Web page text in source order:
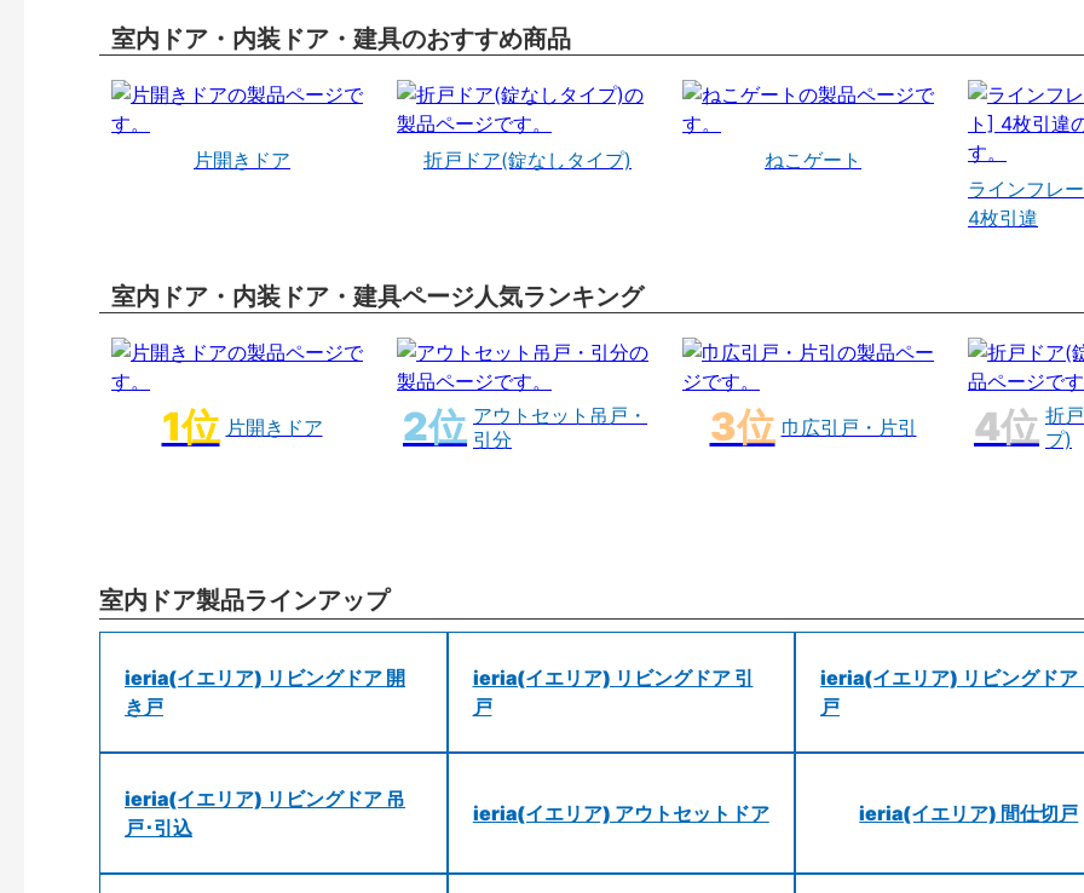
室内ドア・内装ドア・建具のおすすめ商品
片開きドア 折戸ドア(錠なしタイプ)
ねこゲート
ラインフレ
4枚引違
室内ドア・内装ドア・建具ページ人気ランキング
片開きドア
アウトセット吊戸・
引分
巾広引戸・片引
折
プ)
室内ドア製品ラインアップ
ieria(イエリア) リビングドア 開
き戸
ieria(イエリア) リビングドア 引
戸
ieria(イエリア) リビングドア
戸
ieria(イエリア) リビングドア 吊
戸･引込
ieria(イエリア) アウトセットドア ieria(イエリア) 間仕切戸